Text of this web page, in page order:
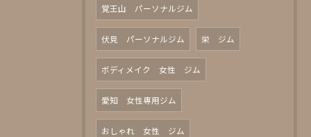
覚王山 パーソナルジム
伏見 パーソナルジム 栄 ジム
ボディメイク 女性 ジム
愛知 女性専用ジム
おしゃれ 女性 ジム